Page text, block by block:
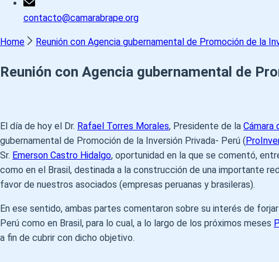
contacto@camarabrape.org
Home Reunión con Agencia gubernamental de Promoción de la
Reunión con Agencia gubernamental de
El día de hoy el Dr. Rafael Torres Morales, Presidente de la Cámara
gubernamental de Promoción de la Inversión Privada- Perú (
Sr. Emerson Castro Hidalgo, oportunidad en la que se comentó,
como en el Brasil, destinada a la construcción de una importante
favor de nuestros asociados (empresas peruanas y brasileras).
En ese sentido, ambas partes comentaron sobre su interés de
Perú como en Brasil, para lo cual, a lo largo de los próximos meses
a fin de cubrir con dicho objetivo.